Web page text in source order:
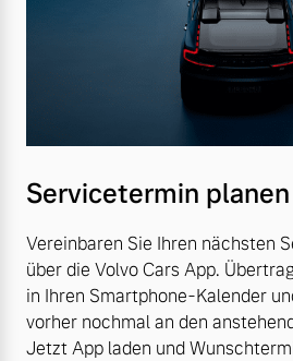
Servicetermin planen
Vereinbaren Sie Ihren nächsten
über die Volvo Cars App.
in Ihren Smartphone-Kalender
vorher nochmal an den
Jetzt App laden und